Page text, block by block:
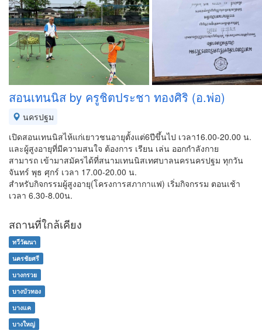
สอนเทนนิส by ครูชิตประชา ทองศิริ (อ.พ่อ)
นครปฐม
เปิดสอนเทนนิสไห้แก่เยาวชนอายุตั้งแต่6ปีขึ้นไป เวลา16.00-20.00 น.
และผู้สูงอายุที่มีความสนใจ ต้องการ เรียน เล่น ออกกำลังกาย
สามารถ เข้ามาสมัครได้ที่สนามเทนนิสเทศบาลนครนครปฐม ทุกวัน
จันทร์ พุธ ศุกร์ เวลา 17.00-20.00 น.
สำหรับกิจกรรมผู้สูงอายุ(โครงการสภากาแฟ) เริ่มกิจกรรม ตอนเช้า
เวลา 6.30-8.00น.
สถานที่ใกล้เคียง
ทวีวัฒนา
นครชัยศรี
บางกรวย
บางบัวทอง
บางแค
บางใหญ่